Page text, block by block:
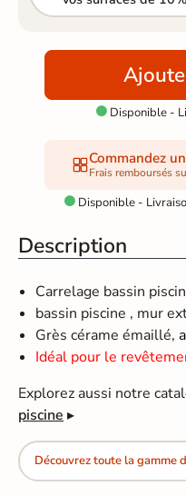
Disponible -
Commandez
Frais remboursés
 Disponible -
Description
Carrelage bassin
bassin piscine , mur
Grès cérame émaillé,
Idéal pour le
Explorez aussi notre
piscine ▸
Découvrez toute la gamme